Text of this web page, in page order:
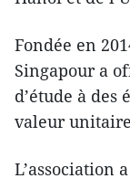
Fondée en
Singapour a
d’étude à des
valeur
L’association